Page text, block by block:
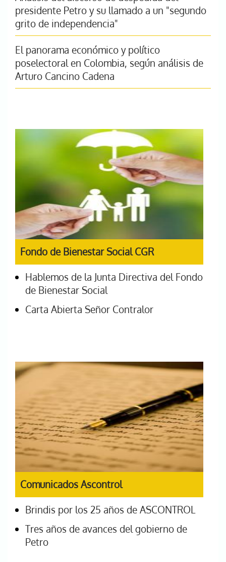
presidente Petro y su llamado a un "segundo
grito de independencia"
El panorama económico y político
poselectoral en Colombia, según análisis de
Arturo Cancino Cadena
Fondo de Bienestar Social CGR
Hablemos de la Junta Directiva del Fondo
de Bienestar Social
Carta Abierta Señor Contralor
Comunicados Ascontrol
Brindis por los 25 años de ASCONTROL
Tres años de avances del gobierno de
Petro